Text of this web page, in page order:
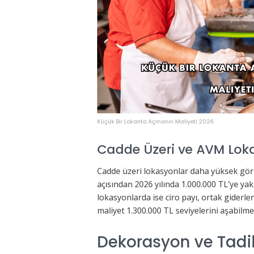
Küçük Bir Lokanta Açmanın Maliyeti 2026
Cadde Üzeri ve AVM
Cadde üzeri lokasyonlar daha yüksek
açısından 2026 yılında 1.000.000
lokasyonlarda ise ciro payı, ortak
maliyet 1.300.000 TL seviyelerini
Dekorasyon ve